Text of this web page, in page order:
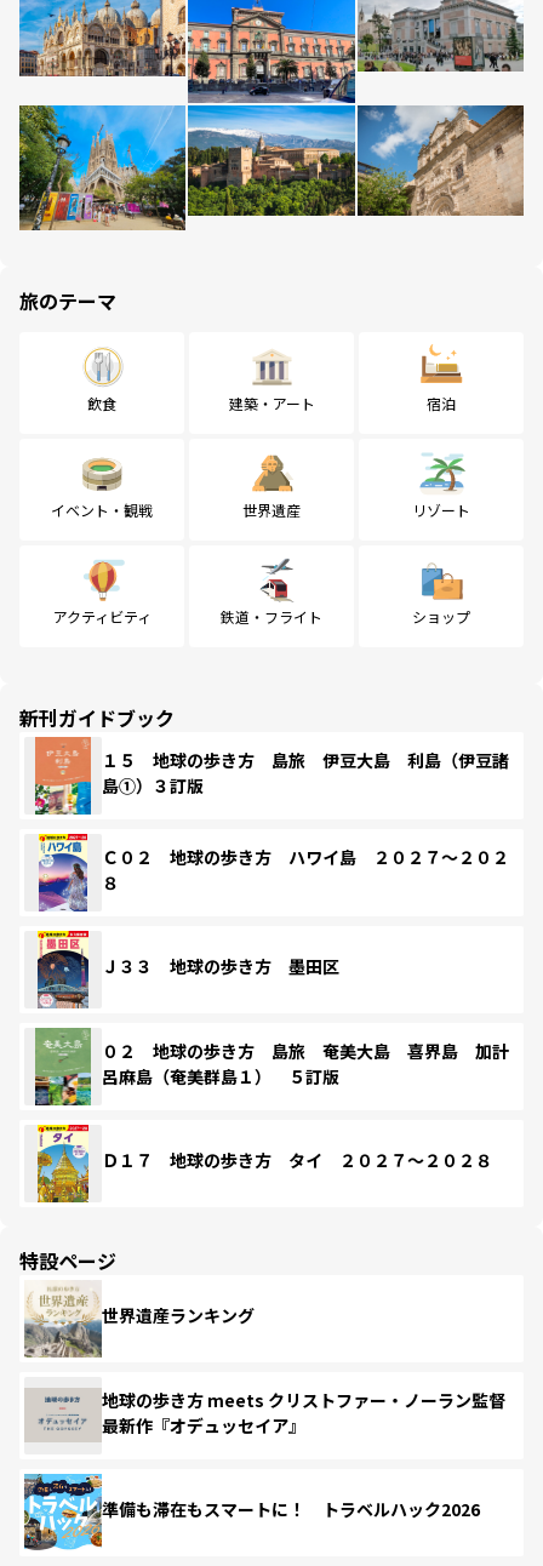
旅のテーマ
飲食 建築・アート 宿泊
イベント・観戦 世界遺産 リゾート
アクティビティ 鉄道・フライト ショップ
新刊ガイドブック
１５ 地球の歩き方 島旅 伊豆大島 利島（伊豆諸
島①）３訂版
Ｃ０２ 地球の歩き方 ハワイ島 ２０２７～２０２
８
Ｊ３３ 地球の歩き方 墨田区
０２ 地球の歩き方 島旅 奄美大島 喜界島 加計
呂麻島（奄美群島１） ５訂版
Ｄ１７ 地球の歩き方 タイ ２０２７～２０２８
特設ページ
世界遺産ランキング
地球の歩き方 meets クリストファー・ノーラン監督
最新作『オデュッセイア』
準備も滞在もスマートに！ トラベルハック2026